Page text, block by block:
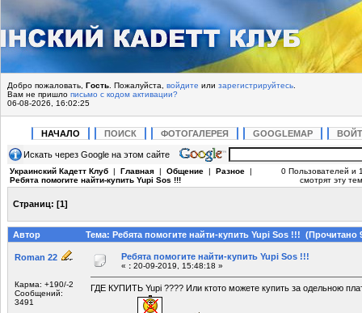
Добро пожаловать, Гость . Пожалуйста, войдите или зарегистрируйтесь
Вам не пришло письмо с кодом активации?
06-08-2026, 16:02:25
НАЧАЛО ПОИСК ФОТОГАЛЕРЕЯ GOOGLEMAP
Искать через Google на этом сайте
Украинский Кадетт Клуб | Главная | Общение | Разное |
Ребята помогите найти-купить Yupi Sos !!!
0 Пользователей и
смотрят эту
Страниц: [1]
Автор Тема: Ребята помогите найти-купить Yupi Sos !!! (Прочитано
Roman 22
Карма: +190/-2
Сообщений:
3491
Ребята помогите найти-купить Yupi Sos !!!
« : 20-09-2019, 15:48:18 »
ГДЕ КУПИТЬ Yupi ???? Или ктото можете купить за одельною